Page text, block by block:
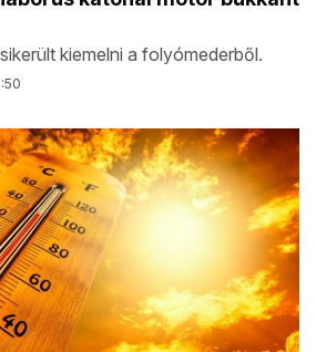
kiemelni a folyómederből.